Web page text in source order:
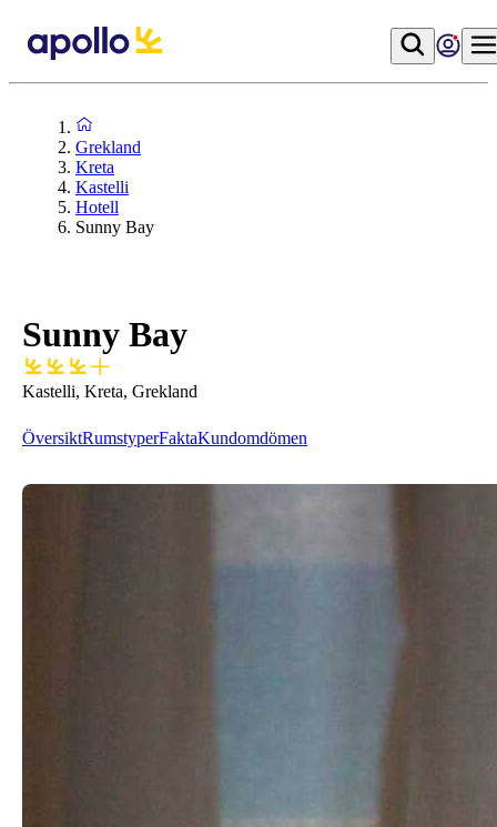
Grekland
Kreta
Kastelli
Hotell
Sunny Bay
Sunny Bay
Kastelli, Kreta, Grekland
ÖversiktRumstyperFaktaKundomdömen